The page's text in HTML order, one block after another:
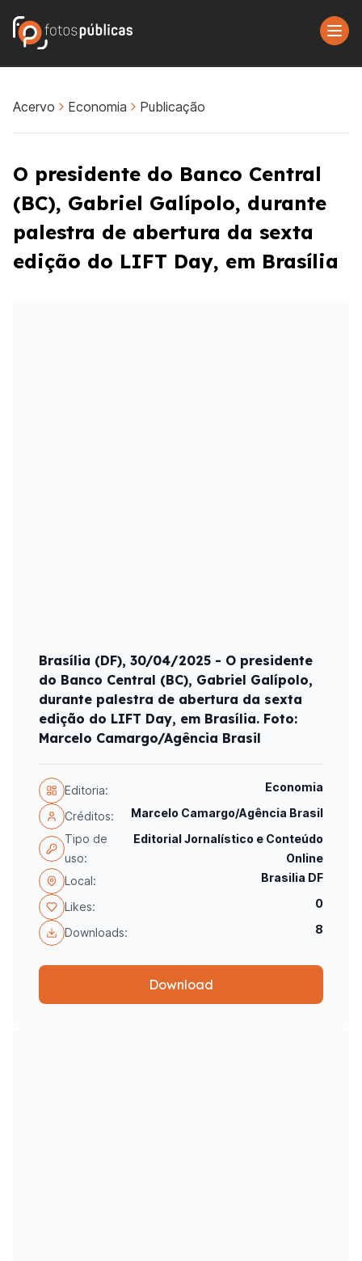
Acervo Economia Publicação
O presidente do Banco Central
(BC), Gabriel Galípolo, durante
palestra de abertura da sexta
edição do LIFT Day, em Brasília
Brasília (DF), 30/04/2025 - O presidente
do Banco Central (BC), Gabriel Galípolo,
durante palestra de abertura da sexta
edição do LIFT Day, em Brasília. Foto:
Marcelo Camargo/Agência Brasil
Editoria: Economia
Créditos:
Marcelo Camargo/Agência Brasil
Tipo de
uso:
Editorial Jornalístico e Conteúdo
Online
Local:
Brasilia DF
Likes: 0
Downloads: 8
Download